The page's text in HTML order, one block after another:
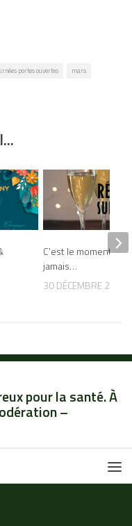
portes ouvertes mars
C’est le moment ou
jamais…
30 DÉCEMBRE 2024
pour la santé. À
–